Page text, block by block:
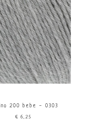
200 bebe - 0303
€6,25